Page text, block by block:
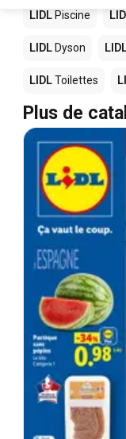
LIDL Piscine
LIDL Dyson
LIDLToilettes
Plus de